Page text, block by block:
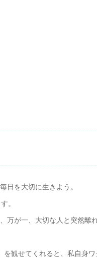
日を大切に生きよう。
。
万が一、大切な人と突然離
を観せてくれると、私自身